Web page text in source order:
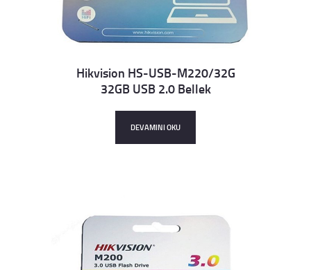
Details
Hikvision HS-USB-M220/32G
32GB USB 2.0 Bellek
DEVAMINI OKU